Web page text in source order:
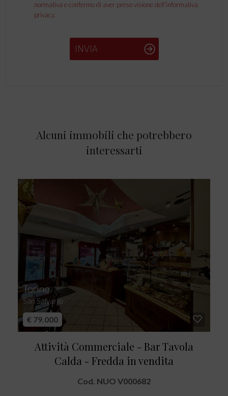
normativa e confermo di aver preso visione dell'informativa
privacy.
INVIA
Alcuni immobili che potrebbero
interessarti
Torino
San Salvario
€ 79.000
Attività Commerciale - Bar Tavola
Calda - Fredda in vendita
Cod. NUO V000682